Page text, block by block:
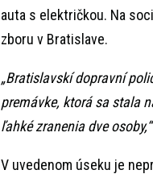
auta s električkou. Na
zboru v Bratislave.
„Bratislavskí dopravní
premávke, ktorá sa stala
ľahké zranenia dve osoby,“
V uvedenom úseku je